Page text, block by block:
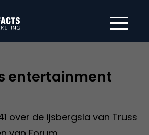
entertainment
over de ijsbergsla van Truss